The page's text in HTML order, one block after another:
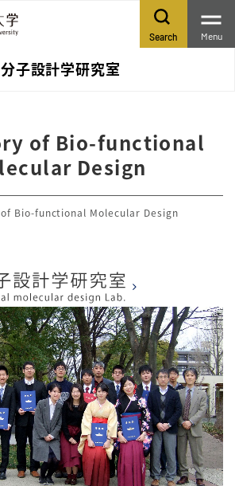
子設計学研究室
Search Menu
of Bio-functional
Design
Bio-functional Molecular Design